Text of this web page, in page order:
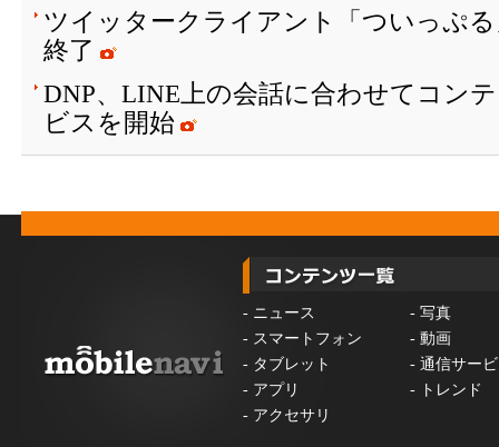
ツイッタークライアント「ついっぷ
終了
DNP、LINE上の会話に合わせてコン
ビスを開始
- ニュース - 写真
- スマートフォン - 動画
- タブレット - 通信サー
- アプリ -
トレンド
- アクセサリ